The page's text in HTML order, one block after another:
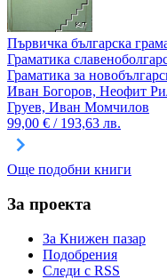
Първичка българска
Граматика
Граматика за
Иван Богоров, Неофит
Груев, Иван Момчилов
99,00 € / 193,63 лв.
Още подобни книги
За проекта
За Книжен пазар
Подобрения
Следи с RSS